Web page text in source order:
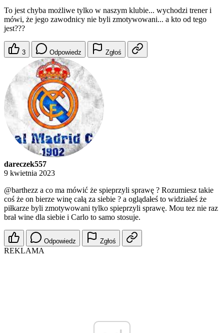
To jest chyba możliwe tylko w naszym klubie... wychodzi trener i
mówi, że jego zawodnicy nie byli zmotywowani... a kto od tego
jest???
3 Odpowiedz Zgłoś
dareczek557
9 kwietnia 2023
@barthezz a co ma mówić że spieprzyli sprawę ? Rozumiesz takie
coś że on bierze winę całą za siebie ? a oglądałeś to widziałeś że
piłkarze byli zmotywowani tylko spieprzyli sprawę. Mou tez nie raz
brał wine dla siebie i Carlo to samo stosuje.
Odpowiedz Zgłoś
REKLAMA